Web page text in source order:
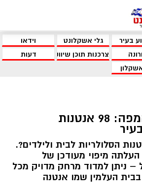
בעיר גלי אשקלונט
וידאו
צרכנות תוכן שיווקי
דעות
אשקלון על המפה: 98 אנטנות
הסלולריות לבית ולילדים?.
אפליקציית easy העלתה מיפוי מעודכן של
– ניתן למדוד מרחק מדויק מכל
העלמין שמו אנטנה